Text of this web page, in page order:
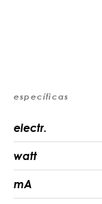
específicas
electr.
watt
mA